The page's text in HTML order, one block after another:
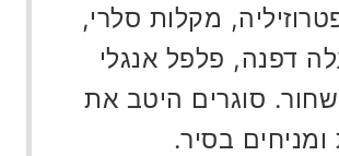
מקלות סלרי,
דפנה, פלפל אנגלי
סוגרים היטב את
בסיר.